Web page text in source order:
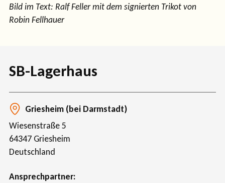
Bild im Text: Ralf Feller mit dem signierten Trikot von
Robin Fellhauer
SB-Lagerhaus
Griesheim (bei Darmstadt)
Wiesenstraße 5
64347 Griesheim
Deutschland
Ansprechpartner